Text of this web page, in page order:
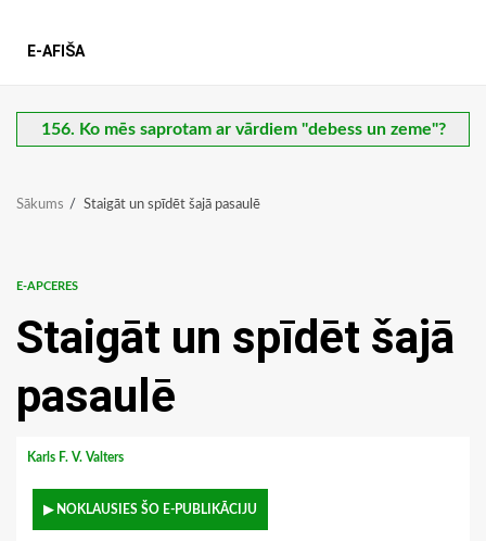
E-AFIŠA
156. Ko mēs saprotam ar vārdiem "debess un zeme"?
Sākums Staigāt un spīdēt šajā pasaulē
E-APCERES
Staigāt un spīdēt šajā
pasaulē
Karls F. V. Valters
▶ NOKLAUSIES ŠO E-PUBLIKĀCIJU